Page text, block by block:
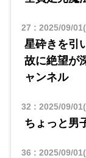
27 : 2025/09/
星砕きを引
故に絶望が
ャンネル
32 : 2025/09/
ちょっと男
36 : 2025/09/